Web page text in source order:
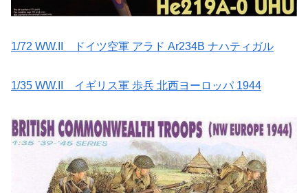
1/72 WW.II ドイツ空軍 アラド Ar234B ナハティガル
1/35 WW.II イギリス軍 歩兵 北西ヨーロッパ 1944